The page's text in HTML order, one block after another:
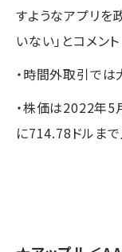
すようなアプリ
いない」とコメント
・時間外取引で
・株価は2022年
に714.78ドルま